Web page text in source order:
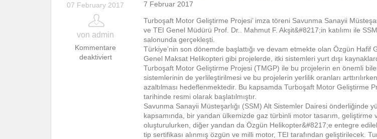
07 February 2017
von admin
Kommentare
deaktiviert
7 Februar 2017
Turboşaft Motor Geliştirme Projesi’ imza töreni Savunma Sanayii
ve TEI Genel Müdürü Prof. Dr.. Mahmut F. Akşit&#8217;in katılımı ile
salonunda gerçekleşti.
Türkiye’nin son dönemde başlattığı ve devam etmekte olan Özgün Hafif
Genel Maksat Helikopteri gibi projelerde, itki sistemleri yurt dışı
Turboşaft Motor Geliştirme Projesi (TMGP) ile bu projelerin en önemli
sistemlerinin de yerlileştirilmesi ve bu projelerin yerlilik oranları arttırılırken
azaltılması hedeflenmektedir. Bu kapsamda Turboşaft Motor Geliştirme
tarihinde resmi olarak başlatılmıştır.
Savunma Sanayii Müsteşarlığı (SSM) Alt Sistemler Dairesi önderliğinde
kapsamında, bir yandan ülkemizde gaz türbinli motor tasarım, geliştirme
oluşturulurken, diğer yandan da Özgün Helikopter&#8217;e entegre
tip sertifikası alınmış özgün ve milli motor, TEI tarafından geliştirilecek.